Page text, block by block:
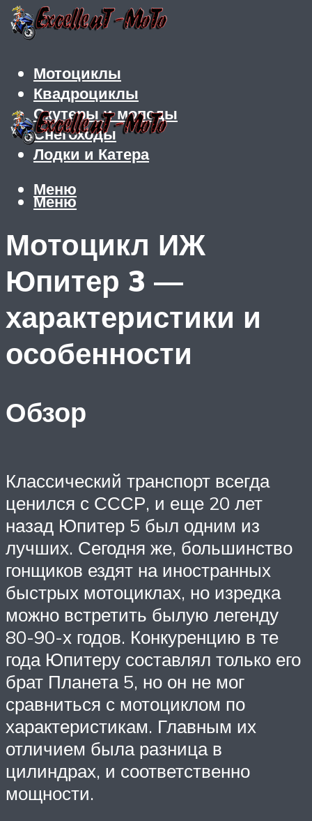
Мотоциклы
Квадроциклы
Скутеры и мопеды
Снегоходы
Лодки и Катера
Меню
Меню
Мотоцикл ИЖ
Юпитер 3 —
характеристики и
особенности
Обзор
Классический транспорт всегда
ценился с СССР, и еще 20 лет
назад Юпитер 5 был одним из
лучших. Сегодня же, большинство
гонщиков ездят на иностранных
быстрых мотоциклах, но изредка
можно встретить былую легенду
80-90-х годов. Конкуренцию в те
года Юпитеру составлял только его
брат Планета 5, но он не мог
сравниться с мотоциклом по
характеристикам. Главным их
отличием была разница в
цилиндрах, и соответственно
мощности.